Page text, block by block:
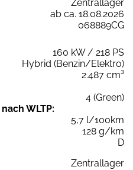
Zentrallager
ab ca. 18.08.2026
068889CG
160 kW / 218 PS
Hybrid (Benzin/Elektro)
2.487 cm³
4 (Green)
WLTP:
5,7 l/100km
128 g/km
D
Zentrallager